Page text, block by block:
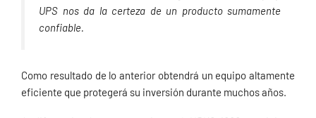
UPS nos da la certeza de un producto sumamente
confiable.
Como resultado de lo anterior obtendrá un equipo altamente
eficiente que protegerá su inversión durante muchos años.